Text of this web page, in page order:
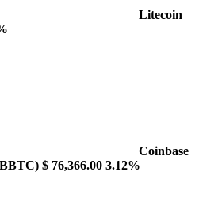
Litecoin
Coinbase
$ 76,366.00 3.12%